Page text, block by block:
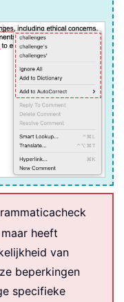
heeft
van
beperkingen
specifieke